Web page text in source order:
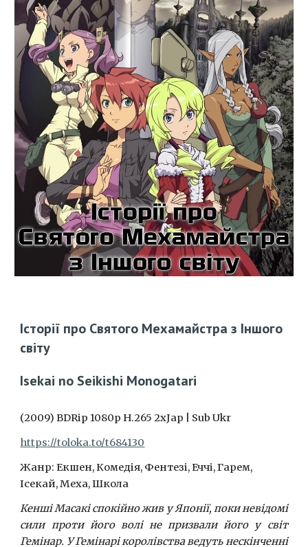
Історії про Святого Мехамайстра з Іншого
світу
Isekai no Seikishi Monogatari
(2009) BDRip 1080p H.265 2xJap | Sub Ukr
https://toloka.to/t684130
Жанр: Екшен, Комедія, Фентезі, Еччі, Гарем,
Ісекай, Меха, Школа
Кенші Масакі спокійно жив у Японії, поки невідомі
сили проти його волі не призвали його у світ
Гемінар. У Гемінарі королівства ведуть нескінченні